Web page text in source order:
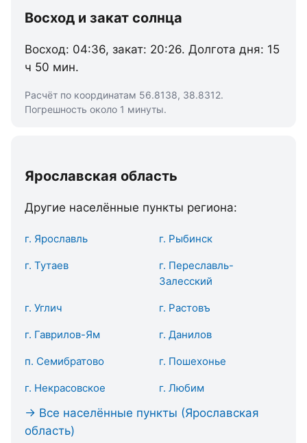
Восход и закат солнца
Восход: 04:36, закат: 20:26. Долгота дня: 15
ч 50 мин.
Расчёт по координатам 56.8138, 38.8312.
Погрешность около 1 минуты.
Ярославская область
Другие населённые пункты региона:
г. Ярославль г. Рыбинск
г. Тутаев
г. Переславль-
Залесский
г. Углич г. Растовъ
г. Гаврилов-Ям г. Данилов
п. Семибратово г. Пошехонье
г. Некрасовское г. Любим
→ Все населённые пункты (Ярославская
область)